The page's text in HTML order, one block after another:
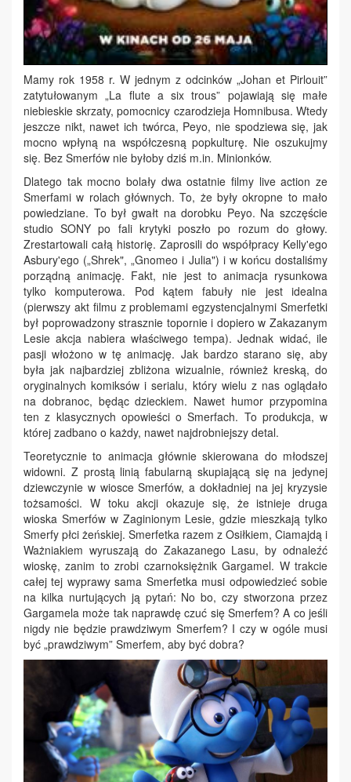
Mamy rok 1958 r. W jednym z odcinków „Johan et Pirlouit”
zatytułowanym „La flute a six trous” pojawiają się małe
niebieskie skrzaty, pomocnicy czarodzieja Homnibusa. Wtedy
jeszcze nikt, nawet ich twórca, Peyo, nie spodziewa się, jak
mocno wpłyną na współczesną popkulturę. Nie oszukujmy
się. Bez Smerfów nie byłoby dziś m.in. Minionków.
Dlatego tak mocno bolały dwa ostatnie filmy live action ze
Smerfami w rolach głównych. To, że były okropne to mało
powiedziane. To był gwałt na dorobku Peyo. Na szczęście
studio SONY po fali krytyki poszło po rozum do głowy.
Zrestartowali całą historię. Zaprosili do współpracy Kelly'ego
Asbury'ego („Shrek", „Gnomeo i Julia") i w końcu dostaliśmy
porządną animację. Fakt, nie jest to animacja rysunkowa
tylko komputerowa. Pod kątem fabuły nie jest idealna
(pierwszy akt filmu z problemami egzystencjalnymi Smerfetki
był poprowadzony strasznie topornie i dopiero w Zakazanym
Lesie akcja nabiera właściwego tempa). Jednak widać, ile
pasji włożono w tę animację. Jak bardzo starano się, aby
była jak najbardziej zbliżona wizualnie, również kreską, do
oryginalnych komiksów i serialu, który wielu z nas oglądało
na dobranoc, będąc dzieckiem. Nawet humor przypomina
ten z klasycznych opowieści o Smerfach. To produkcja, w
której zadbano o każdy, nawet najdrobniejszy detal.
Teoretycznie to animacja głównie skierowana do młodszej
widowni. Z prostą linią fabularną skupiającą się na jedynej
dziewczynie w wiosce Smerfów, a dokładniej na jej kryzysie
tożsamości. W toku akcji okazuje się, że istnieje druga
wioska Smerfów w Zaginionym Lesie, gdzie mieszkają tylko
Smerfy płci żeńskiej. Smerfetka razem z Osiłkiem, Ciamajdą i
Ważniakiem wyruszają do Zakazanego Lasu, by odnaleźć
wioskę, zanim to zrobi czarnoksiężnik Gargamel. W trakcie
całej tej wyprawy sama Smerfetka musi odpowiedzieć sobie
na kilka nurtujących ją pytań: No bo, czy stworzona przez
Gargamela może tak naprawdę czuć się Smerfem? A co jeśli
nigdy nie będzie prawdziwym Smerfem? I czy w ogóle musi
być „prawdziwym” Smerfem, aby być dobra?